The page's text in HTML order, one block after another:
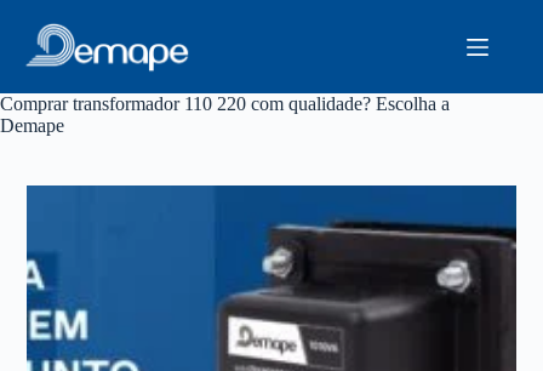
Comprar transformador 110 220 com qualidade? Escolha a
Demape